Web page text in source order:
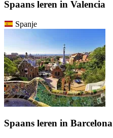
Spaans leren in Valencia
Spanje
Spaans leren in Barcelona